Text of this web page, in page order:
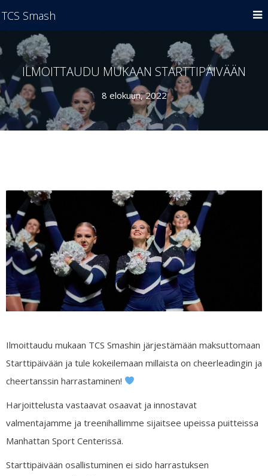
ILMOITTAUDU MUKAAN STARTTIPÄIVÄÄN
8 elokuun, 2022
Ilmoittaudu mukaan TCS Smashin järjestämään maksuttomaan
Starttipäivään ja tule kokeilemaan millaista on cheerleadingin ja
cheertanssin harrastaminen!
Harjoittelusta vastaavat osaavat ja innostavat
valmentajamme ja treenihallimme sijaitsee upeissa puitteissa
Manhattan Sport Centerissä.
Starttipäivään osallistuminen ei sido harrastuksen
TCS Smash